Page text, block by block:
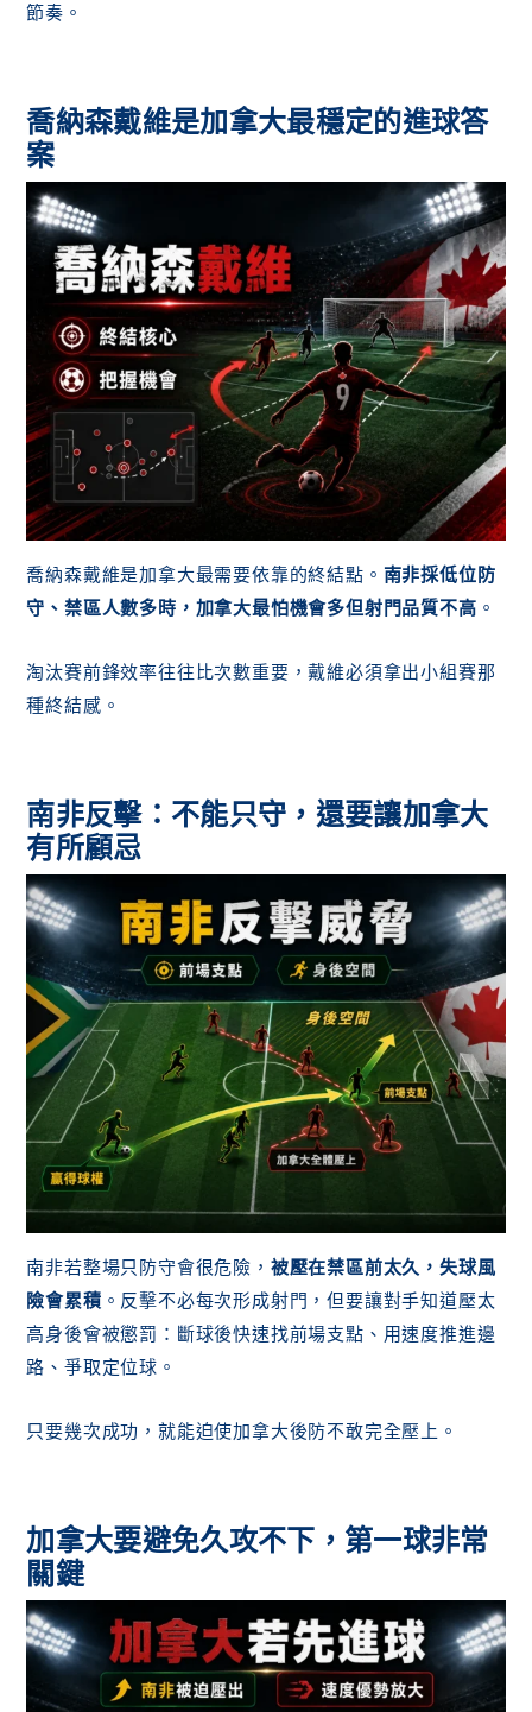
節奏。
喬納森戴維是加拿大最穩定的進球答
案
喬納森戴維是加拿大最需要依靠的終結點。 南非採低位防
守、禁區人數多時，加拿大最怕機會多但射門品質不高 。
淘汰賽前鋒效率往往比次數重要，戴維必須拿出小組賽那
種終結感。
南非反擊：不能只守，還要讓加拿大
有所顧忌
南非若整場只防守會很危險， 被壓在禁區前太久，失球風
險會累積 。反擊不必每次形成射門，但要讓對手知道壓太
高身後會被懲罰：斷球後快速找前場支點、用速度推進邊
路、爭取定位球。
只要幾次成功，就能迫使加拿大後防不敢完全壓上。
加拿大要避免久攻不下，第一球非常
關鍵